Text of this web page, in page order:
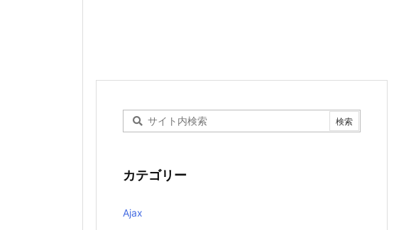
カテゴリー
Ajax